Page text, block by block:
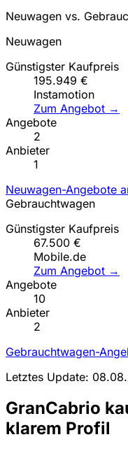
Neuwagen vs.
Neuwagen
Günstigster Kaufpreis
195.949 €
Instamotion
Zum Angebot →
Angebote
2
Anbieter
1
Neuwagen-Angebote
Gebrauchtwagen
Günstigster Kaufpreis
67.500 €
Mobile.de
Zum Angebot →
Angebote
10
Anbieter
2
Gebrauchtwagen-
Letztes Update:
GranCabrio
klarem Profil